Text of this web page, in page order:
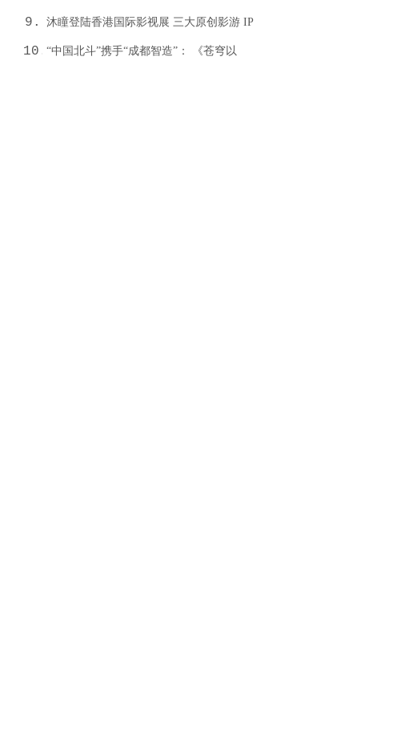
典圆满落幕
9.
沐瞳登陆香港国际影视展 三大原创影游 IP
重磅发布
10.“中国北斗”携手“成都智造”： 《苍穹以